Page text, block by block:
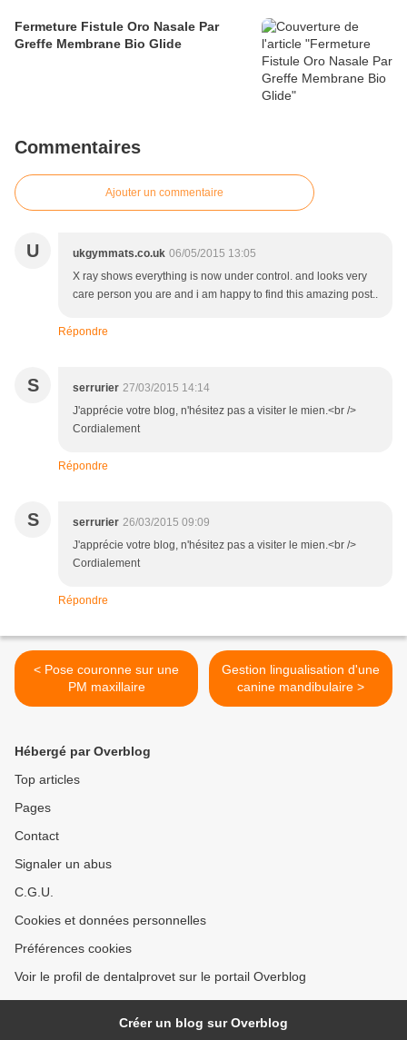
Fermeture Fistule Oro Nasale Par
Greffe Membrane Bio Glide
Commentaires
Ajouter un commentaire
U ukgymmats.co.uk 06/05/2015 13:05
X ray shows everything is now under control. and looks very
care person you are and i am happy to find this amazing post..
Répondre
S serrurier 27/03/2015 14:14
J'apprécie votre blog, n'hésitez pas a visiter le mien.<br />
Cordialement
Répondre
S serrurier 26/03/2015 09:09
J'apprécie votre blog, n'hésitez pas a visiter le mien.<br />
Cordialement
Répondre
< Pose couronne sur une
PM maxillaire
Gestion lingualisation d'une
canine mandibulaire >
Hébergé par Overblog
Top articles
Pages
Contact
Signaler un abus
C.G.U.
Cookies et données personnelles
Préférences cookies
Voir le profil de dentalprovet sur le portail Overblog
Créer un blog sur Overblog